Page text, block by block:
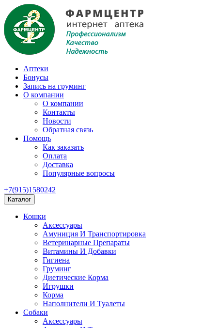
Аптеки
Бонусы
Запись на груминг
О компании
О компании
Контакты
Новости
Обратная связь
Помощь
Как заказать
Оплата
Доставка
Популярные вопросы
+7(915)1580242
Каталог
Кошки
Аксессуары
Амуниция И Транспортировка
Ветеринарные Препараты
Витамины И Добавки
Гигиена
Груминг
Диетические Корма
Игрушки
Корма
Наполнители И Туалеты
Собаки
Аксессуары